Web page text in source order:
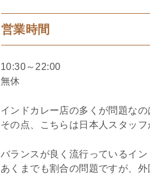
営業時間
10:30～22:00
無休
インドカレー店の多くが問題な
その点、こちらは日本人スタッ
バランスが良く流行っているイ
あくまでも割合の問題ですが、